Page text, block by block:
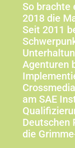
So brachte
2018 die
Seit 2011
Agenturen
am SAE
Deutschen
die